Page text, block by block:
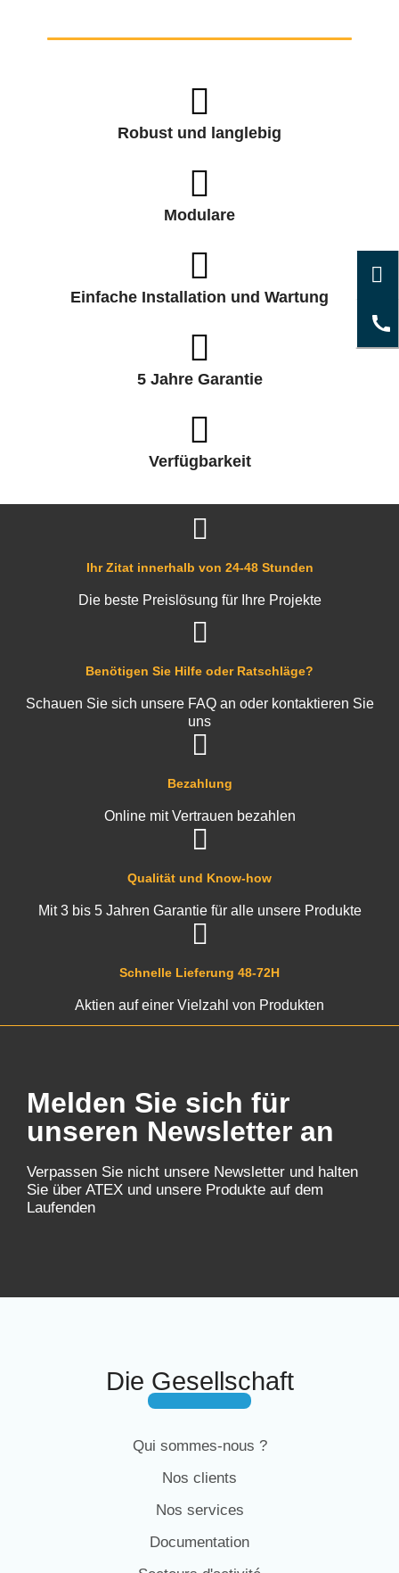
Robust und langlebig
Modulare
Einfache Installation und Wartung
5 Jahre Garantie
Verfügbarkeit
Schnelle Lieferung 48-72H
Aktien auf einer Vielzahl von Produkten
Qualität und Know-how
Mit 3 bis 5 Jahren Garantie für alle unsere Produkte
Bezahlung
Online mit Vertrauen bezahlen
Benötigen Sie Hilfe oder Ratschläge?
Schauen Sie sich unsere FAQ an oder kontaktieren Sie
uns
Ihr Zitat innerhalb von 24-48 Stunden
Die beste Preislösung für Ihre Projekte
Melden Sie sich für
unseren Newsletter an
Verpassen Sie nicht unsere Newsletter und halten
Sie über ATEX und unsere Produkte auf dem
Laufenden
Die Gesellschaft
Qui sommes-nous ?
Nos clients
Nos services
Documentation